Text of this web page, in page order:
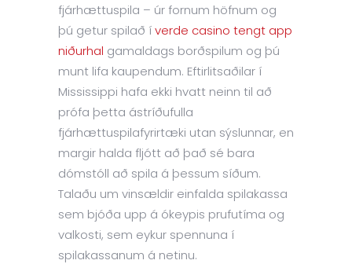
fjárhættuspila – úr fornum höfnum og
þú getur spilað íverde casino tengt app
niðurhal gamaldags borðspilum og þú
munt lifa kaupendum. Eftirlitsaðilar í
Mississippi hafa ekki hvatt neinn til að
prófa þetta ástríðufulla
fjárhættuspilafyrirtæki utan sýslunnar, en
margir halda fljótt að það sé bara
dómstóll að spila á þessum síðum.
Talaðu um vinsældir einfalda spilakassa
sem bjóða upp á ókeypis prufutíma og
valkosti, sem eykur spennuna í
spilakassanum á netinu.